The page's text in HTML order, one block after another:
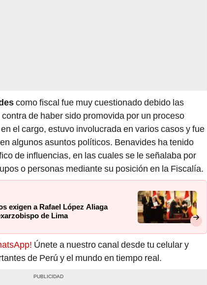
como fiscal fue muy cuestionado debido las
de haber sido promovida por un proceso
el cargo, estuvo involucrada en varios casos y fue
algunos asuntos políticos. Benavides ha tenido
de influencias, en las cuales se le señalaba por
o personas mediante su posición en la Fiscalía.
exigen a Rafael López Aliaga
de Lima
Únete a nuestro canal desde tu celular y
de Perú y el mundo en tiempo real.